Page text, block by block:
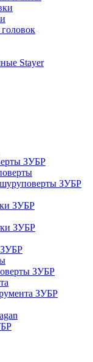
Stayer
ЗУБР
ЗУБР
ЗУБР
ЗУБР
ЗУБР
ЗУБР